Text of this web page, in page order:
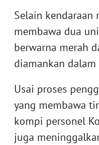
Selain kendaraan
membawa dua
berwarna merah
diamankan
Usai proses
yang membawa
kompi personel
juga
WN
PAPUA
BARAT
WN
RIAU
WN